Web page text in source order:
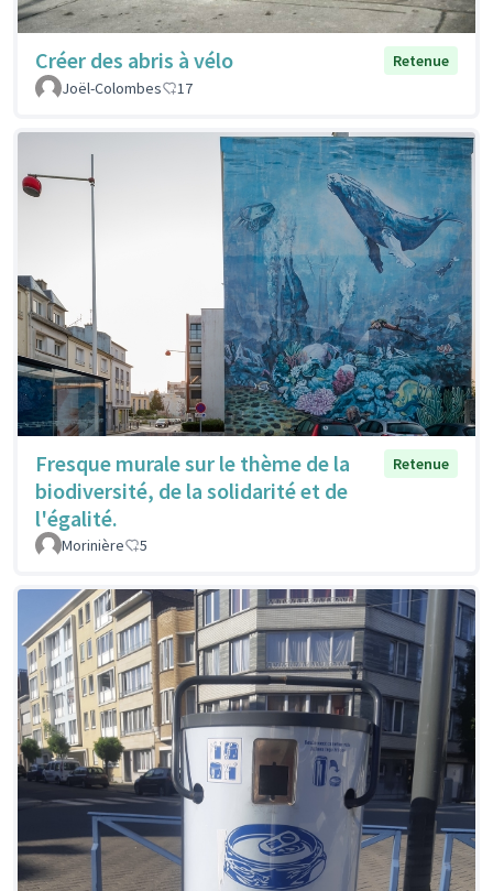
Créer des abris à vélo
Retenue
Joël-Colombes
17
Fresque murale sur le thème de la
biodiversité, de la solidarité et de
l'égalité.
Retenue
Morinière 5